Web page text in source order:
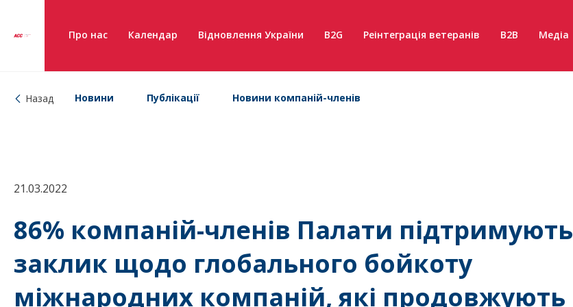
Про нас Календар Відновлення України B2G Реінтеграція ветеранів B2B Медіа
Назад Новини Публікації Новини компаній-членів
21.03.2022
86% компаній-членів Палати підтримують
заклик щодо глобального бойкоту
міжнародних компаній, які продовжують